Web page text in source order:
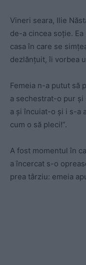
Vineri seara, Ilie
de-a cincea soție.
casa în care se
dezlănțuit, îi vorbea
Femeia n-a putut să
a sechestrat-o pur
a și încuiat-o și i s-a
cum o să pleci!”.
A fost momentul în
a încercat s-o
prea târziu: emeia